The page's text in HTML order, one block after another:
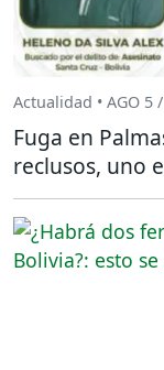
Actualidad • AGO 5
Fuga en
reclusos, uno